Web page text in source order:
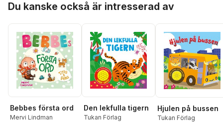
Du kanske också är intresserad av
Bebbes första ord
Mervi Lindman
Den lekfulla tigern
Tukan Förlag
Hjulen på bussen
Tukan Förlag